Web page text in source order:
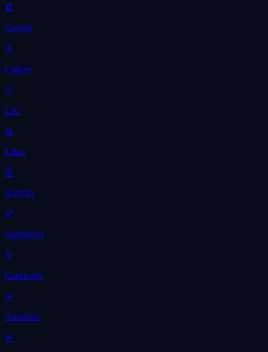
♊
Gemini
♋
Cancer
♌
Leo
♎
Libra
♏
Scorpio
♐
Sagittarius
♑
Capricorn
♒
Aquarius
♓